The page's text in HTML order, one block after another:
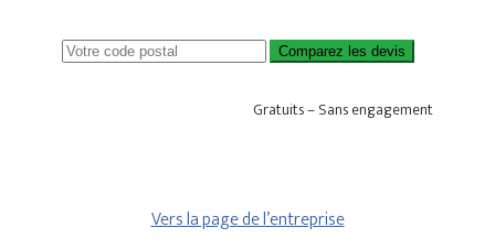
Comparez les devis
Gratuits – Sans engagement
Vers la page de l’entreprise